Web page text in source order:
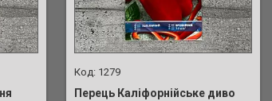
1279
Перець Каліфорнійське диво